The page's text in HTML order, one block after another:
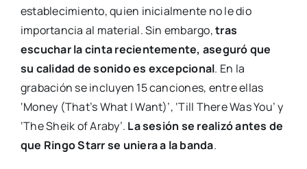
establecimiento, quien inicialmente no le dio
importancia al material. Sin embargo,tras
escuchar la cinta recientemente, aseguró que
su calidad de sonido es excepcional. En la
grabación se incluyen 15 canciones, entre ellas
‘Money (That’s What I Want)’, ‘Till There Was You’ y
‘The Sheik of Araby’. La sesión se realizó antes de
que Ringo Starr se uniera a la banda.